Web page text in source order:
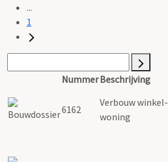
...
1
NummerBeschrijving
6162
Verbouw winkel-
woning